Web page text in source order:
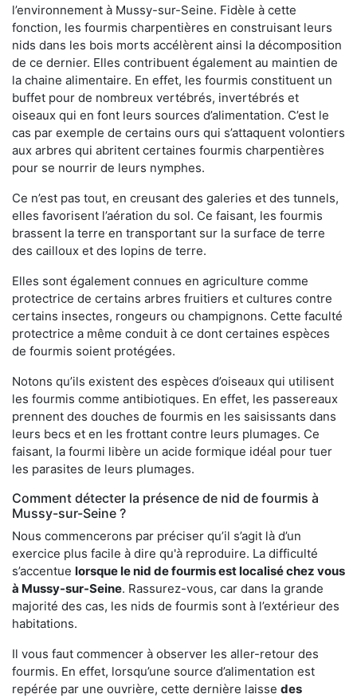
l’environnement à Mussy-sur-Seine. Fidèle à cette
fonction, les fourmis charpentières en construisant leurs
nids dans les bois morts accélèrent ainsi la décomposition
de ce dernier. Elles contribuent également au maintien de
la chaine alimentaire. En effet, les fourmis constituent un
buffet pour de nombreux vertébrés, invertébrés et
oiseaux qui en font leurs sources d’alimentation. C’est le
cas par exemple de certains ours qui s’attaquent volontiers
aux arbres qui abritent certaines fourmis charpentières
pour se nourrir de leurs nymphes.
Ce n’est pas tout, en creusant des galeries et des tunnels,
elles favorisent l’aération du sol. Ce faisant, les fourmis
brassent la terre en transportant sur la surface de terre
des cailloux et des lopins de terre.
Elles sont également connues en agriculture comme
protectrice de certains arbres fruitiers et cultures contre
certains insectes, rongeurs ou champignons. Cette faculté
protectrice a même conduit à ce dont certaines espèces
de fourmis soient protégées.
Notons qu’ils existent des espèces d’oiseaux qui utilisent
les fourmis comme antibiotiques. En effet, les passereaux
prennent des douches de fourmis en les saisissants dans
leurs becs et en les frottant contre leurs plumages. Ce
faisant, la fourmi libère un acide formique idéal pour tuer
les parasites de leurs plumages.
Comment détecter la présence de nid de fourmis à
Mussy-sur-Seine ?
Nous commencerons par préciser qu’il s’agit là d’un
exercice plus facile à dire qu'à reproduire. La difficulté
s’accentue lorsque le nid de fourmis est localisé chez vous
à Mussy-sur-Seine. Rassurez-vous, car dans la grande
majorité des cas, les nids de fourmis sont à l’extérieur des
habitations.
Il vous faut commencer à observer les aller-retour des
fourmis. En effet, lorsqu’une source d’alimentation est
repérée par une ouvrière, cette dernière laisse des